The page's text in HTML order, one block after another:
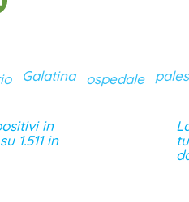
Galatina ospedale
in
1.511 in